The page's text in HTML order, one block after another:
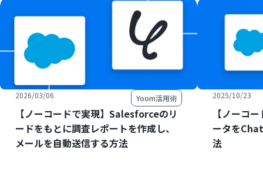
2026/03/06 Yoom活用術
【ノーコードで実現】Salesforceのリ
ードをもとに調査レポートを作成し、
メールを自動送信する方法
2025/10/23
【ノーコ
ータを
法